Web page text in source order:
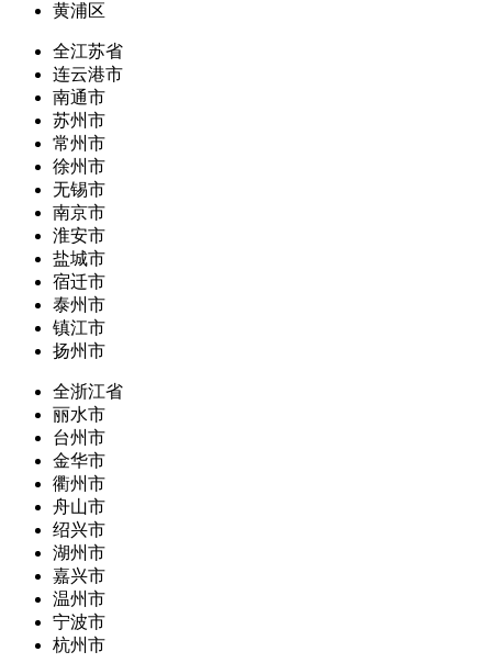
黄浦区
全江苏省
连云港市
南通市
苏州市
常州市
徐州市
无锡市
南京市
淮安市
盐城市
宿迁市
泰州市
镇江市
扬州市
全浙江省
丽水市
台州市
金华市
衢州市
舟山市
绍兴市
湖州市
嘉兴市
温州市
宁波市
杭州市